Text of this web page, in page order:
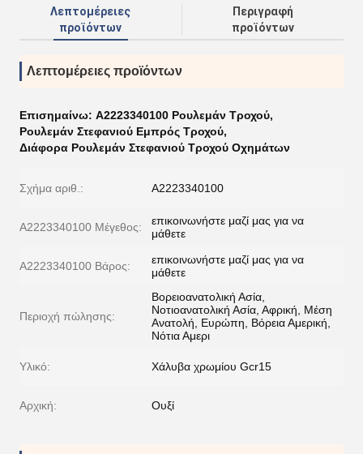
Λεπτομέρειες
προϊόντων
Περιγραφή
προϊόντων
Λεπτομέρειες προϊόντων
Επισημαίνω: A2223340100 Ρουλεμάν Τροχού,
Ρουλεμάν Στεφανιού Εμπρός Τροχού,
Διάφορα Ρουλεμάν Στεφανιού Τροχού Οχημάτων
Σχήμα αριθ.: Α2223340100
Α2223340100 Μέγεθος:
επικοινωνήστε μαζί μας για να
μάθετε
Α2223340100 Βάρος:
επικοινωνήστε μαζί μας για να
μάθετε
Περιοχή πώλησης:
Βορειοανατολική Ασία,
Νοτιοανατολική Ασία, Αφρική, Μέση
Ανατολή, Ευρώπη, Βόρεια Αμερική,
Νότια Αμερι
Υλικό: Χάλυβα χρωμίου Gcr15
Αρχική: Ουξί